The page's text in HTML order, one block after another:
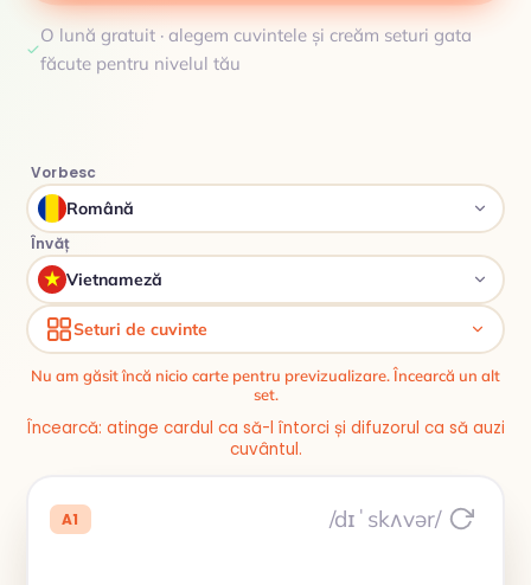
O lună gratuit · alegem cuvintele și creăm seturi gata
făcute pentru nivelul tău
Vorbesc
Română
Învăț
Vietnameză
Seturi de cuvinte
Nu am găsit încă nicio carte pentru previzualizare. Încearcă un alt
set.
Încearcă: atinge cardul ca să-l întorci și difuzorul ca să auzi
cuvântul.
A1 /dɪˈskʌvər/